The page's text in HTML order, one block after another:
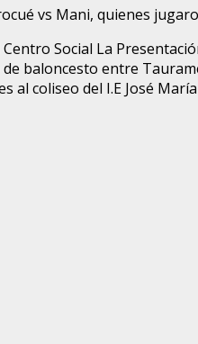
vs Mani, quienes
Social La
baloncesto entre
al coliseo del I.E José